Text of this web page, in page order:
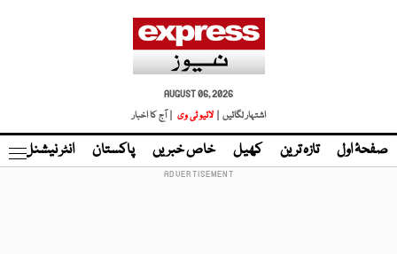
AUGUST 06, 2026
اشتہار لگائیں |
لائیو ٹی وی | آج کا اخبار
صفحۂ اول تازہ ترین کھیل خاص خبریں پاکستان انٹر نیشنل